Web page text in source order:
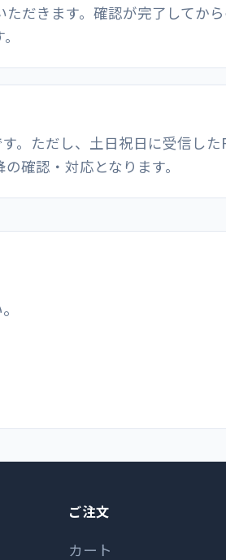
だきます。確認が完了してか
。ただし、土日祝日に受信した
確認・対応となります。
ご注文
カート